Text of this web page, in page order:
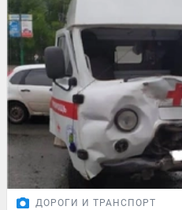
ДОРОГИ И ТРАНСПОРТ